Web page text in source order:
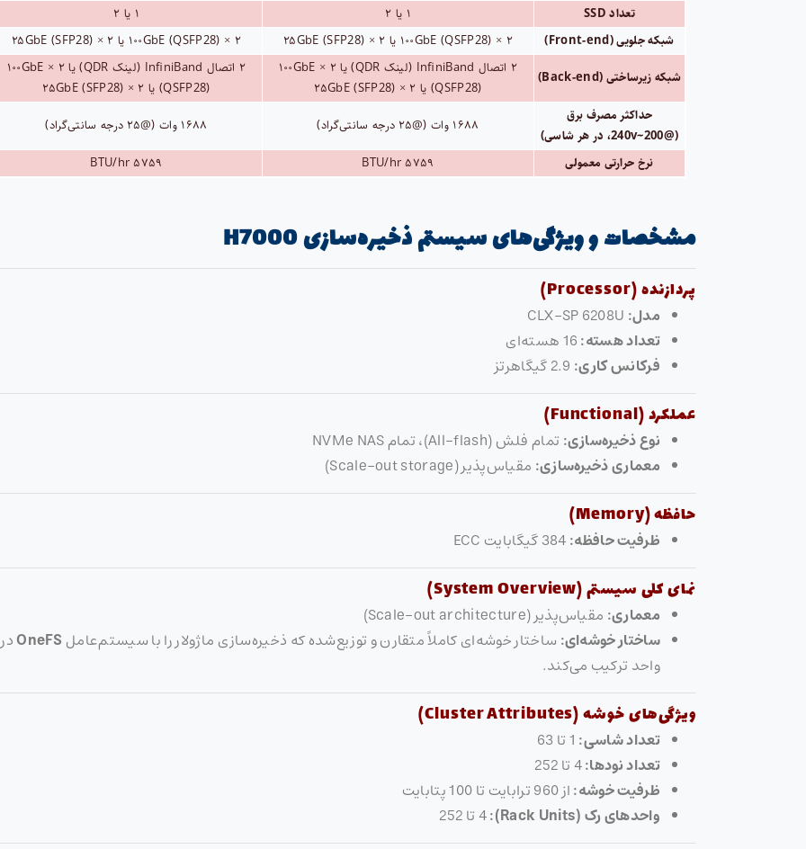
تعداد SSD
۱ یا ۲ ۱ یا ۲
شبکه جلویی (Front-end)
۲ × ۱۰۰GbE (QSFP28) یا ۲ × ۲۵GbE (SFP28) ۲ × ۱۰۰GbE (QSFP28) یا ۲ × ۲۵GbE (SFP28)
شبکه زیرساختی (Back-end)
۲ اتصال InfiniBand (لینک QDR) یا ۲ × ۱۰۰GbE
(QSFP28) یا ۲ × ۲۵GbE (SFP28)
۲ اتصال InfiniBand (لینک QDR) یا ۲ × ۱۰۰GbE
(QSFP28) یا ۲ × ۲۵GbE (SFP28)
حداکثر مصرف برق
(@200~240v، در هر شاسی)
۱۶۸۸ وات (@۲۵ درجه سانتی‌گراد) ۱۶۸۸ وات (@۲۵ درجه سانتی‌گراد)
نرخ حرارتی معمولی ۵۷۵۹ BTU/hr ۵۷۵۹ BTU/hr
مشخصات و ویژگی‌های سیستم ذخیره‌سازی H7000
پردازنده (Processor)
مدل:
تعداد هسته:
فرکانس کاری:
عملکرد (Functional)
نوع ذخیره‌سازی: تمام فلش (All-flash)، تمام NVMe NAS
معماری ذخیره‌سازی: مقیاس‌پذیر (Scale-out storage)
حافظه (Memory)
ظرفیت حافظه:
نمای کلی سیستم (System Overview)
معماری: مقیاس‌پذیر (Scale-out architecture)
ساختار خوشه‌ای: ساختار خوشه‌ای کاملاً متقارن و توزیع‌شده که ذخیره‌سازی ماژولار را با سیستم‌عامل OneFS
واحد ترکیب می‌کند.
ویژگی‌های خوشه (Cluster Attributes)
تعداد شاسی:
تعداد نودها:4 تا 252
ظرفیت خوشه:از 960 ترابایت تا 100 پتابایت
واحدهای رک (Rack Units):
4 تا 252